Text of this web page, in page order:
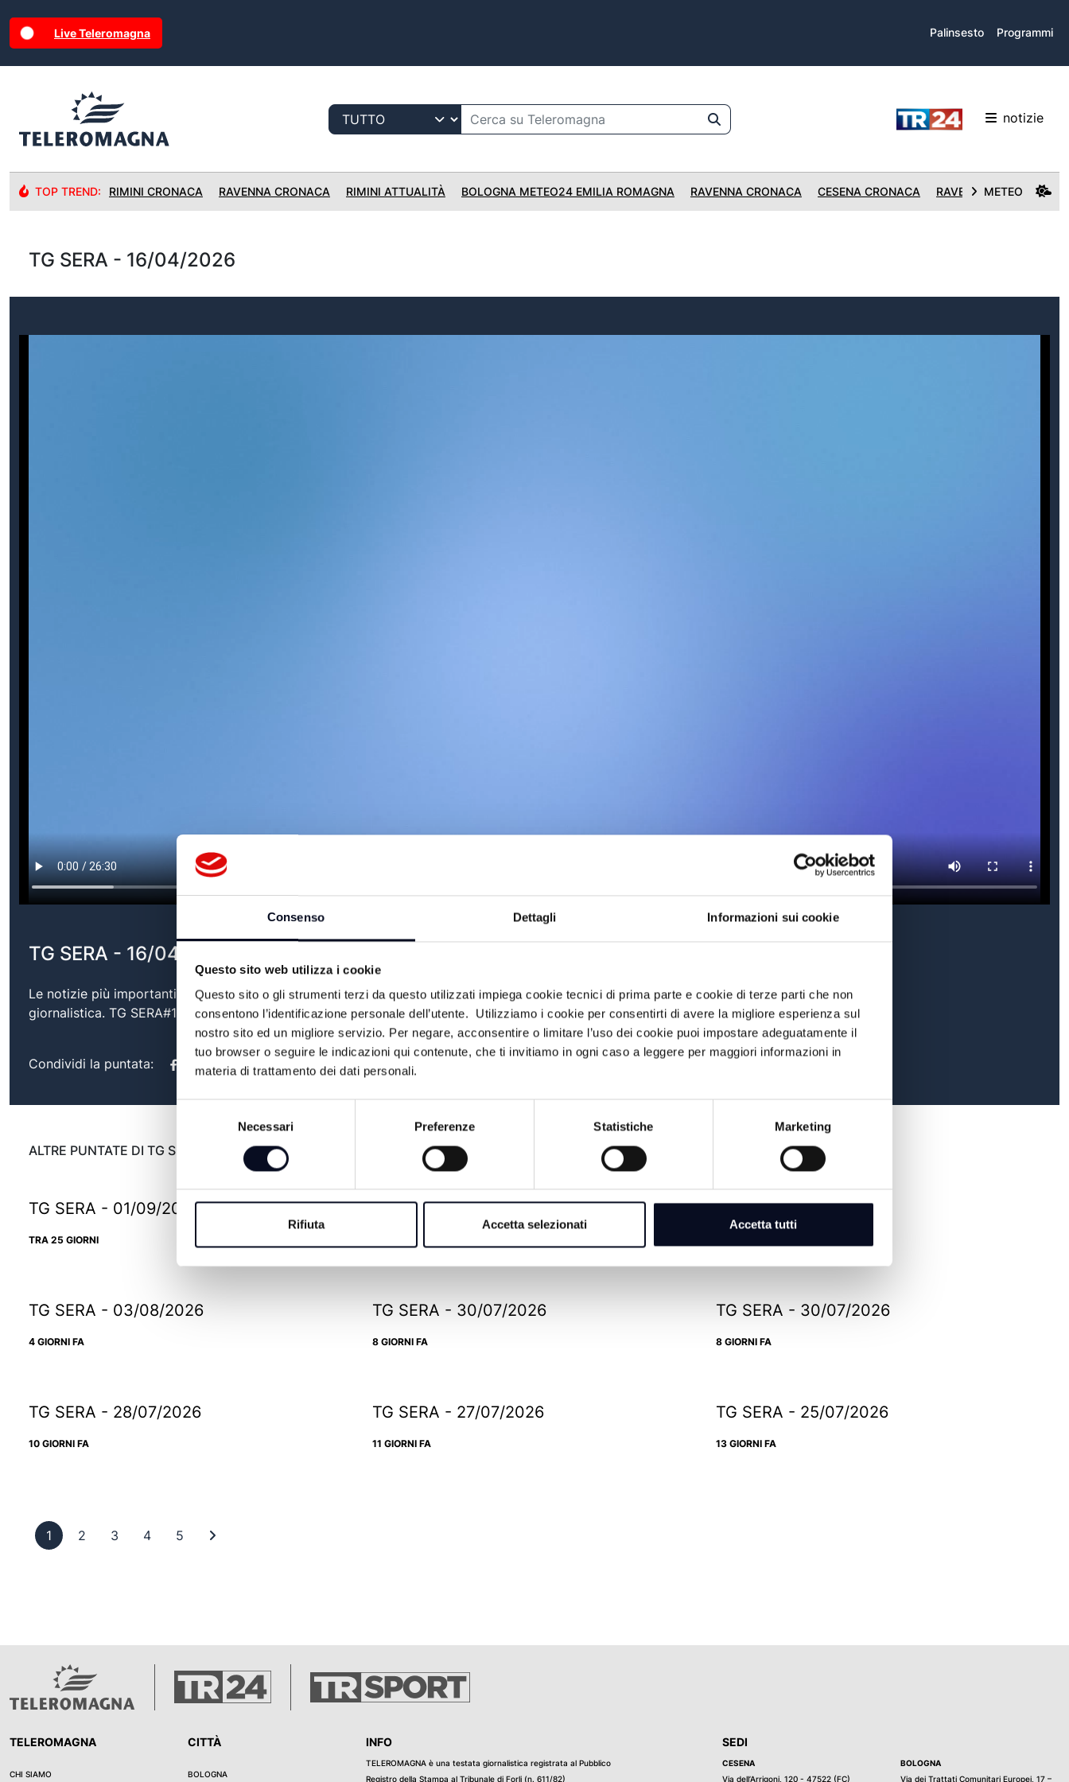
Consenso Dettagli Informazioni sui cookie
Questo sito web utilizza i cookie
Questo sito o gli strumenti terzi da questo utilizzati impiega cookie tecnici di prima parte e cookie di terze parti che non
consentono l’identificazione personale dell’utente. Utilizziamo i cookie per consentirti di avere la migliore esperienza sul
nostro sito ed un migliore servizio. Per negare, acconsentire o limitare l’uso dei cookie puoi impostare adeguatamente il
tuo browser o seguire le indicazioni qui contenute, che ti invitiamo in ogni caso a leggere per maggiori informazioni in
materia di trattamento dei dati personali.
Selezione
Necessari Preferenze Statistiche Marketing
Rifiuta Accetta selezionati Accetta tutti
Live Teleromagna Palinsesto Programmi
notizie
TOP TREND: RIMINI CRONACA RAVENNA CRONACA RIMINI ATTUALITÀ BOLOGNA METEO24 EMILIA ROMAGNA RAVENNA CRONACA CESENA CRONACA RAVENNA CRONACA
METEO
TG SERA - 16/04/2026
TG SERA - 16/04/2026
Le notizie più importanti del territorio, con approfondimenti e rubriche, a cura della redazione
giornalistica. TG SERA#16/04/2026
Condividi la puntata:
ALTRE PUNTATE DI TG SERA
TG SERA - 01/09/2026
TRA 25 GIORNI
TG SERA - 06/08/2026 TG SERA - 05/08/2026
TG SERA - 03/08/2026
4 GIORNI FA
TG SERA - 30/07/2026
8 GIORNI FA
TG SERA - 30/07/2026
8 GIORNI FA
TG SERA - 28/07/2026
10 GIORNI FA
TG SERA - 27/07/2026
11 GIORNI FA
TG SERA - 25/07/2026
13 GIORNI FA
1 Pagina 1
2 Pagina 2
3 Pagina 3
4Pagina 4
5 Pagina 5
TELEROMAGNA
CHI SIAMO
CITTÀ
BOLOGNA
INFO
TELEROMAGNA è una testata giornalistica registrata al Pubblico
Registro della Stampa al Tribunale di Forli (n. 611/82)
SEDI
CESENA
Via dell’Arrigoni, 120 - 47522 (FC)
BOLOGNA
Via dei Trattati Comunitari Europei, 17 –